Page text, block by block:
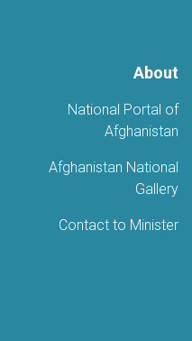
About
National Portal of
Afghanistan
Afghanistan National
Gallery
Contact to Minister